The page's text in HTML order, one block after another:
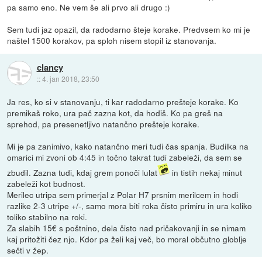
pa samo eno. Ne vem še ali prvo ali drugo :)
Sem tudi jaz opazil, da radodarno šteje korake. Predvsem ko mi je
naštel 1500 korakov, pa sploh nisem stopil iz stanovanja.
clancy
::4. jan 2018, 23:50
Ja res, ko si v stanovanju, ti kar radodarno prešteje korake. Ko
premikaš roko, ura pač zazna kot, da hodiš. Ko pa greš na
sprehod, pa presenetljivo natančno prešteje korake.
Mi je pa zanimivo, kako natančno meri tudi čas spanja. Budilka na
omarici mi zvoni ob 4:45 in točno takrat tudi zabeleži, da sem se
zbudil. Zazna tudi, kdaj grem ponoči lulat
in tistih nekaj minut
zabeleži kot budnost.
Merilec utripa sem primerjal z Polar H7 prsnim merilcem in hodi
razlike 2-3 utripe +/-, samo mora biti roka čisto primiru in ura koliko
toliko stabilno na roki.
Za slabih 15€ s poštnino, dela čisto nad pričakovanji in se nimam
kaj pritožiti čez njo. Kdor pa želi kaj več, bo moral občutno globlje
sečti v žep.